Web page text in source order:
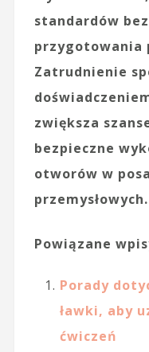
standardów
przygotowania
Zatrudnienie
zwiększa
bezpieczne
otworów w
przemysłowych.
Powiązane
Porady
ławki, aby
ćwiczeń